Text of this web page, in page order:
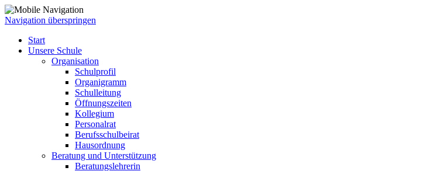
Navigation überspringen
Start
Unsere Schule
Organisation
Schulprofil
Organigramm
Schulleitung
Öffnungszeiten
Kollegium
Personalrat
Berufsschulbeirat
Hausordnung
Beratung und Unterstützung
Beratungslehrerin